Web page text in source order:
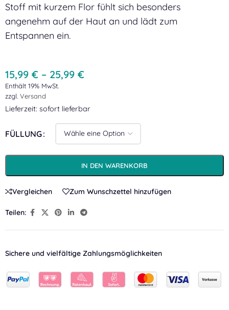
Stoff mit kurzem Flor fühlt sich besonders
angenehm auf der Haut an und lädt zum
Entspannen ein.
15,99 € – 25,99 €
Enthält 19% MwSt.
zzgl. Versand
Lieferzeit: sofort lieferbar
FÜLLUNG
IN DEN WARENKORB
Vergleichen Zum Wunschzettel hinzufügen
Teilen:
Sichere und vielfältige Zahlungsmöglichkeiten